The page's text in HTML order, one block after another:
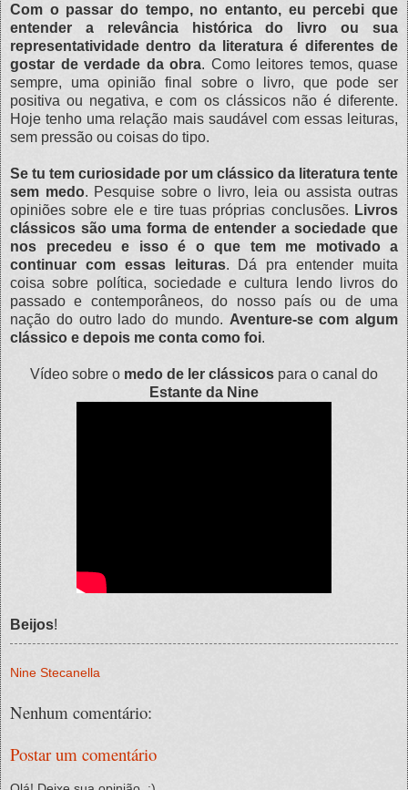
Com o passar do tempo, no entanto, eu percebi que
entender a relevância histórica do livro ou sua
representatividade dentro da literatura é diferentes de
gostar de verdade da obra. Como leitores temos, quase
sempre, uma opinião final sobre o livro, que pode ser
positiva ou negativa, e com os clássicos não é diferente.
Hoje tenho uma relação mais saudável com essas leituras,
sem pressão ou coisas do tipo.
Se tu tem curiosidade por um clássico da literatura tente
sem medo. Pesquise sobre o livro, leia ou assista outras
opiniões sobre ele e tire tuas próprias conclusões. Livros
clássicos são uma forma de entender a sociedade que
nos precedeu e isso é o que tem me motivado a
continuar com essas leituras. Dá pra entender muita
coisa sobre política, sociedade e cultura lendo livros do
passado e contemporâneos, do nosso país ou de uma
nação do outro lado do mundo. Aventure-se com algum
clássico e depois me conta como foi.
Vídeo sobre o medo de ler clássicos para o canal do
Estante da Nine
Beijos!
Nine Stecanella
Nenhum comentário:
Postar um comentário